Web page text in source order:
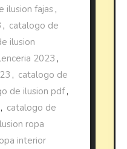
ilusion fajas ,
, catalogo de
ilusion
2023 ,
, catalogo de
de ilusion pdf,
, catalogo de
ropa
interior